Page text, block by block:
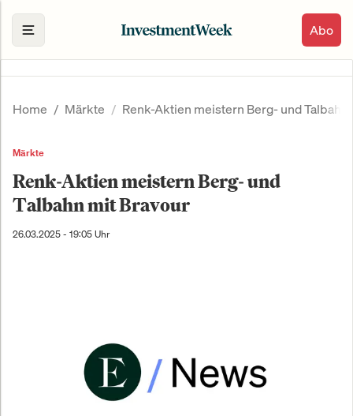
Abo
Home Märkte Renk-Aktien meistern Berg- und Talbahn
Märkte
Renk-Aktien meistern Berg- und
Talbahn mit Bravour
26.03.2025 - 19:05 Uhr